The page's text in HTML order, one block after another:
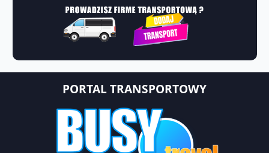
PORTAL TRANSPORTOWY